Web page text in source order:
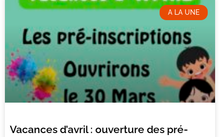
A LA UNE
Vacances d’avril : ouverture des pré-